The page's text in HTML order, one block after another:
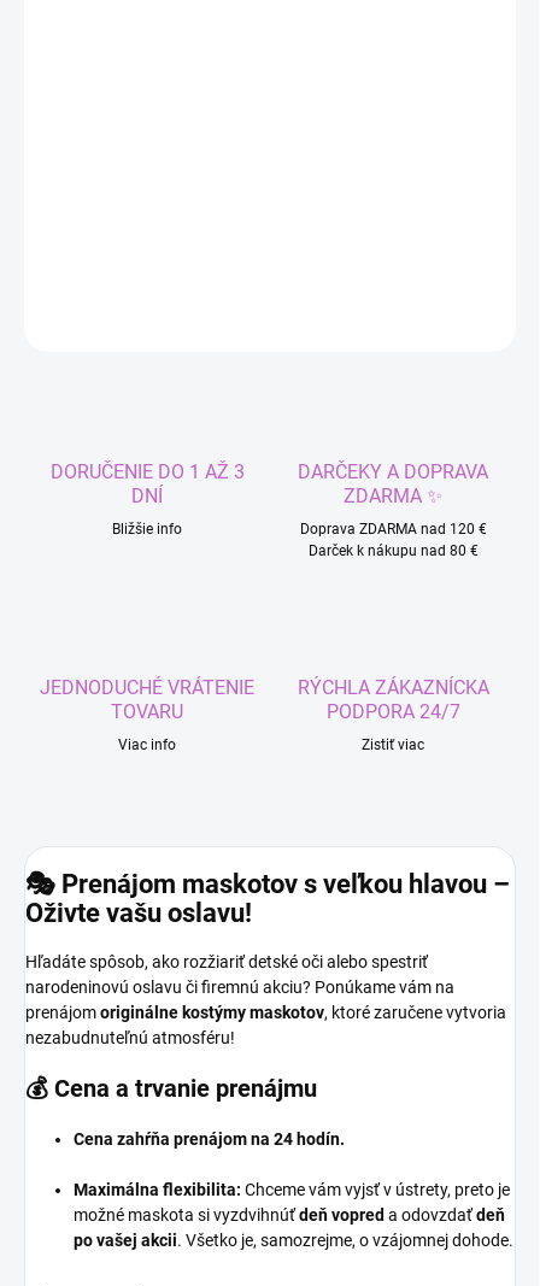
DORUČENIE DO 1 AŽ 3
DNÍ
Bližšie info
DARČEKY A DOPRAVA
ZDARMA ✨
Doprava ZDARMA nad 120 €
Darček k nákupu nad 80 €
JEDNODUCHÉ VRÁTENIE
TOVARU
Viac info
RÝCHLA ZÁKAZNÍCKA
PODPORA 24/7
Zistiť viac
🎭 Prenájom maskotov s veľkou hlavou –
Oživte vašu oslavu!
Hľadáte spôsob, ako rozžiariť detské oči alebo spestriť
narodeninovú oslavu či firemnú akciu? Ponúkame vám na
prenájomoriginálne kostýmy maskotov, ktoré zaručene vytvoria
nezabudnuteľnú atmosféru!
💰 Cena a trvanie prenájmu
Cena zahŕňa prenájom na 24 hodín.
Maximálna flexibilita: Chceme vám vyjsť v ústrety, preto je
možné maskota si vyzdvihnúťdeň vopred a odovzdaťdeň
po vašej akcii. Všetko je, samozrejme, o vzájomnej dohode.